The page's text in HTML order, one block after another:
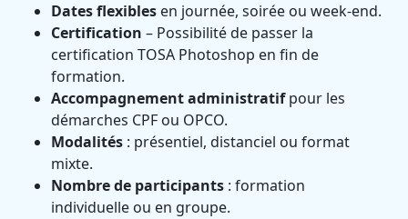
Dates flexibles en journée, soirée ou week-end.
Certification – Possibilité de passer la
certification TOSA Photoshop en fin de
formation.
Accompagnement administratifpour les
démarches CPF ou OPCO.
Modalités : présentiel, distanciel ou format
mixte.
Nombre de participants : formation
individuelle ou en groupe.